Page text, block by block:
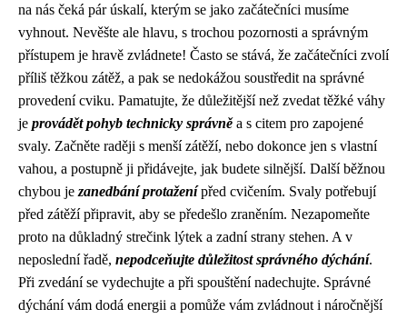
na nás čeká pár úskalí, kterým se jako začátečníci musíme
vyhnout. Nevěšte ale hlavu, s trochou pozornosti a správným
přístupem je hravě zvládnete! Často se stává, že začátečníci zvolí
příliš těžkou zátěž, a pak se nedokážou soustředit na správné
provedení cviku. Pamatujte, že důležitější než zvedat těžké váhy
je provádět pohyb technicky správněa s citem pro zapojené
svaly. Začněte raději s menší zátěží, nebo dokonce jen s vlastní
vahou, a postupně ji přidávejte, jak budete silnější. Další běžnou
chybou je zanedbání protaženípřed cvičením. Svaly potřebují
před zátěží připravit, aby se předešlo zraněním. Nezapomeňte
proto na důkladný strečink lýtek a zadní strany stehen. A v
neposlední řadě, nepodceňujte důležitost správného dýchání.
Při zvedání se vydechujte a při spouštění nadechujte. Správné
dýchání vám dodá energii a pomůže vám zvládnout i náročnější